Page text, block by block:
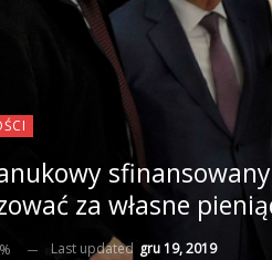
za własne
Last updated gru 19, 2019